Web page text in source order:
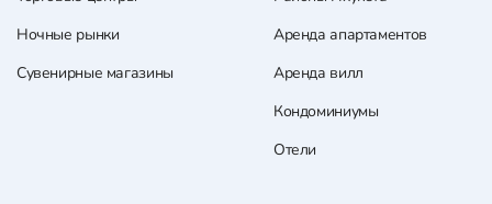
Ночные рынки
Сувенирные магазины
Аренда апартаментов
Аренда вилл
Кондоминиумы
Отели